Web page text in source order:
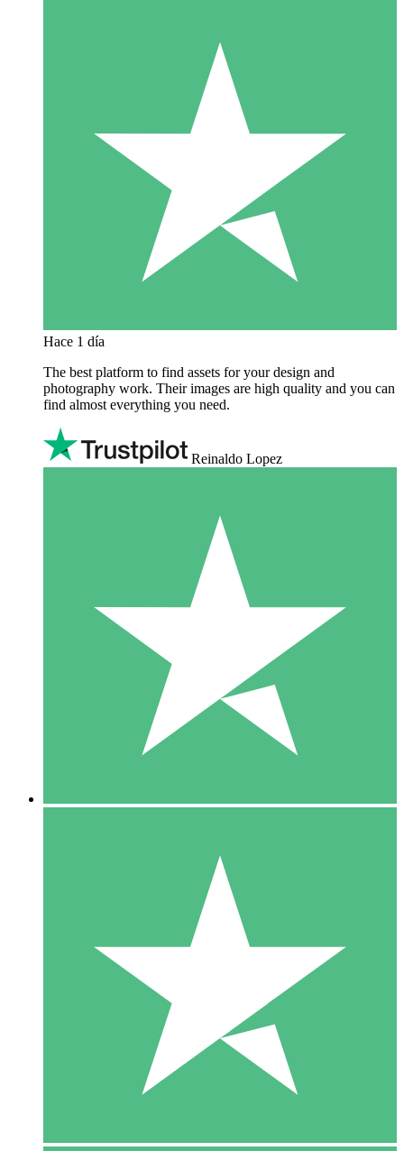
Hace 1 día
The best platform to find assets for your design and
photography work. Their images are high quality and you can
find almost everything you need.
Reinaldo Lopez